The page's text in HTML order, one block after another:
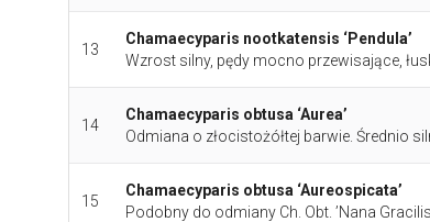
13
Chamaecyparis nootkatensis ‘Pendula’
Wzrost silny, pędy mocno przewisające,
14
Chamaecyparis obtusa ‘Aurea’
Odmiana o złocistożółtej barwie. Średnio
15
Chamaecyparis obtusa ‘Aureospicata’
Podobny do odmiany Ch. Obt. ’Nana